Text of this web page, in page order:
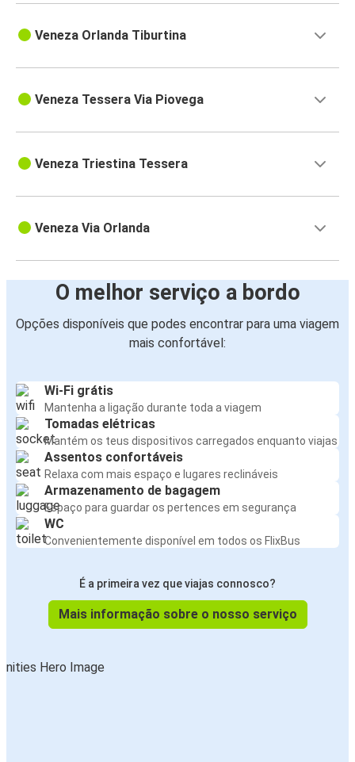
Veneza Orlanda Tiburtina
Veneza Tessera Via Piovega
Veneza Triestina Tessera
Veneza Via Orlanda
O melhor serviço a bordo
Opções disponíveis que podes encontrar para uma viagem
mais confortável:
Wi-Fi grátis
Mantenha a ligação durante toda a viagem
Tomadas elétricas
Mantém os teus dispositivos carregados enquanto viajas
Assentos confortáveis
Relaxa com mais espaço e lugares reclináveis
Armazenamento de bagagem
Espaço para guardar os pertences em segurança
WC
Convenientemente disponível em todos os FlixBus
É a primeira vez que viajas connosco?
Mais informação sobre o nosso serviço